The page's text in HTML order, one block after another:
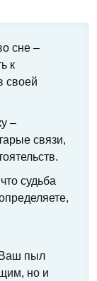
сне –
к
своей
–
связи,
судьба
Ваш пыл
но и